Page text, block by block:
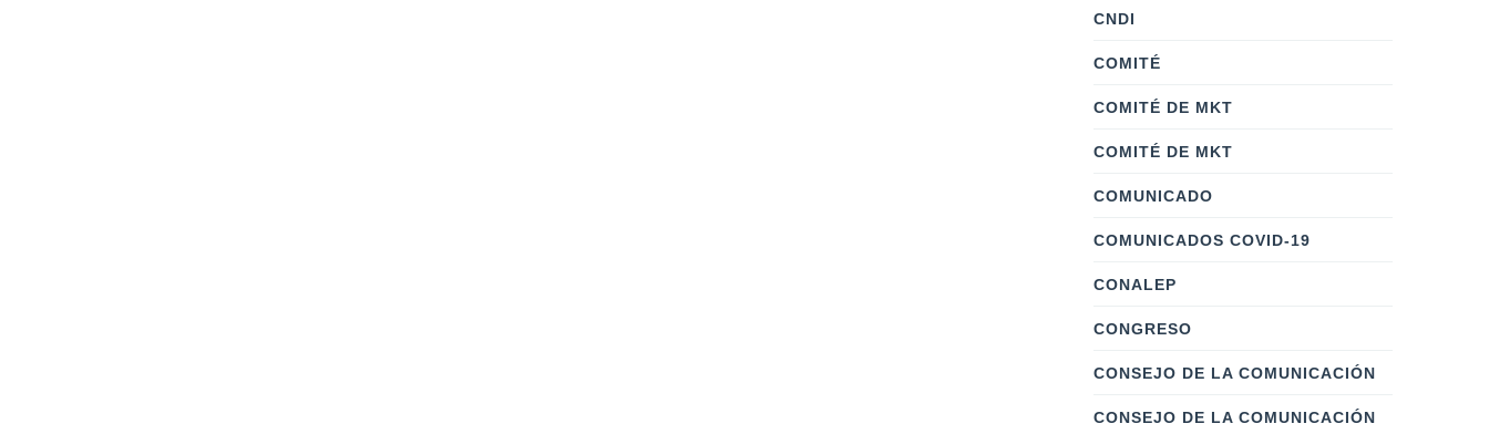
CNDI
COMITÉ
COMITÉ DE MKT
COMITÉ DE MKT
COMUNICADO
COMUNICADOS COVID-19
CONALEP
CONGRESO
CONSEJO DE LA COMUNICACIÓN
CONSEJO DE LA COMUNICACIÓN